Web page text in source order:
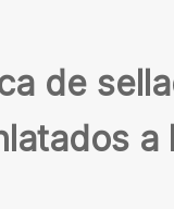
de
a